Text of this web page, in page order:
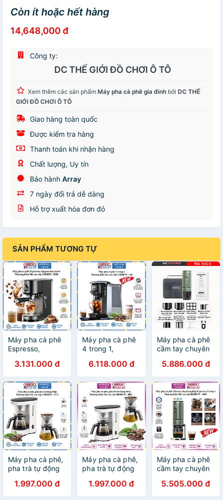
Còn ít hoặc hết hàng
14,648,000 đ
Công ty:
DC THẾ GIỚI ĐỒ CHƠI Ô TÔ
Xem thêm các sản phẩm Máy pha cà phê gia đình bởi DC THẾ
GIỚI ĐỒ CHƠI Ô TÔ
Giao hàng toàn quốc
Được kiểm tra hàng
Thanh toán khi nhận hàng
Chất lượng, Uy tín
Bảo hành Array
7 ngày đổi trả dễ dàng
Hỗ trợ xuất hóa đơn đỏ
SẢN PHẨM TƯƠNG TỰ
Máy pha cà phê
Espresso,
Latte thương
hiệu HiBREW H5B
- Công suất
1500W, áp suất
15bar - Hàng
chính hãng
3.131.000 đ
Máy pha cà phê
4 trong 1,
Nén Nespresso,
Nescafe
Dolcegusto, Kcup
HiBREW H6 -
Hàng Chính Hãng
6.118.000 đ
Máy pha cà phê
cầm tay chuyên
3 trong 1, dùng
pin có thể pha cả
nóng và lạnh
HiBREW H4C -
Hàng Chính Hãng
5.886.000 đ
Máy pha cà phê,
pha trà tự động
HiBREW H12 -
Dung tích 750ml
1.997.000 đ
Máy pha cà phê,
pha trà tự động
Mỹ cao cấp
HiBREW H12 -
1.997.000 đ
Máy pha cà phê
cầm tay chuyên
3 trong 1, dùng
pin có thể pha cả
5.505.000 đ